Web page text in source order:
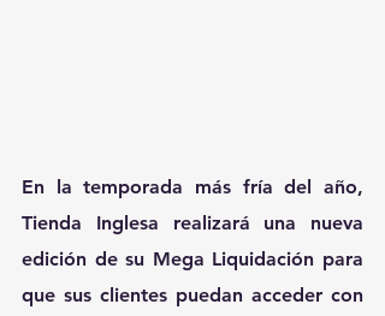
En la temporada más fría del año,
Tienda Inglesa realizará una nueva
edición de su Mega Liquidación para
que sus clientes puedan acceder con